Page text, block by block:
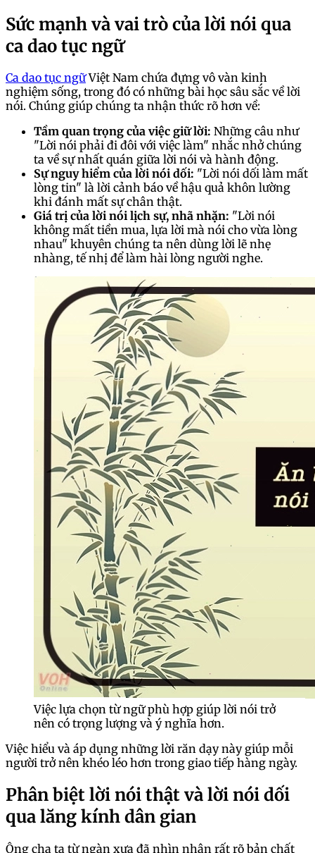
Sức mạnh và vai trò của lời nói qua
ca dao tục ngữ
Ca dao tục ngữViệt Nam chứa đựng vô vàn kinh
nghiệm sống, trong đó có những bài học sâu sắc về lời
nói. Chúng giúp chúng ta nhận thức rõ hơn về:
Tầm quan trọng của việc giữ lời: Những câu như
"Lời nói phải đi đôi với việc làm" nhắc nhở chúng
ta về sự nhất quán giữa lời nói và hành động.
Sự nguy hiểm của lời nói dối: "Lời nói dối làm mất
lòng tin" là lời cảnh báo về hậu quả khôn lường
khi đánh mất sự chân thật.
Giá trị của lời nói lịch sự, nhã nhặn: "Lời nói
không mất tiền mua, lựa lời mà nói cho vừa lòng
nhau" khuyên chúng ta nên dùng lời lẽ nhẹ
nhàng, tế nhị để làm hài lòng người nghe.
Việc lựa chọn từ ngữ phù hợp giúp lời nói trở
nên có trọng lượng và ý nghĩa hơn.
Việc hiểu và áp dụng những lời răn dạy này giúp mỗi
người trở nên khéo léo hơn trong giao tiếp hàng ngày.
Phân biệt lời nói thật và lời nói dối
qua lăng kính dân gian
Ông cha ta từ ngàn xưa đã nhìn nhận rất rõ bản chất